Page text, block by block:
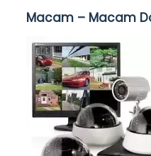
Macam – Macam